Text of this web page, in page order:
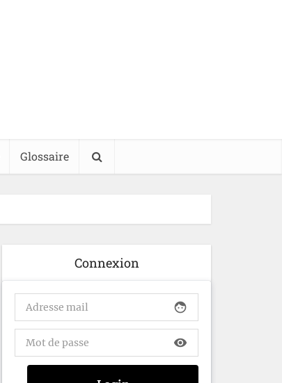
Glossaire
Connexion
face
visibility